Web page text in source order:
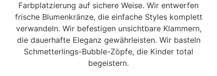
Farbplatzierung auf sichere Weise. Wir entwerfen
frische Blumenkränze, die einfache Styles komplett
verwandeln. Wir befestigen unsichtbare Klammern,
die dauerhafte Eleganz gewährleisten. Wir basteln
Schmetterlings-Bubble-Zöpfe, die Kinder total
begeistern.